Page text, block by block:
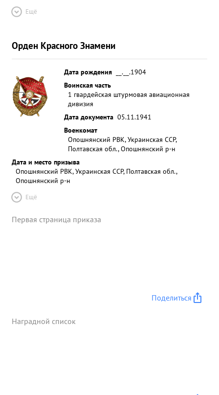
Ещё
Орден Красного Знамени
Дата рождения
__.__.1904
Воинская часть
1 гвардейская штурмовая авиационная
дивизия
Дата документа 05.11.1941
Военкомат
Опошнянский РВК, Украинская ССР,
Полтавская обл., Опошнянский р-н
Дата и место призыва
Опошнянский РВК, Украинская ССР, Полтавская обл.,
Опошнянский р-н
Ещё
Первая страница приказа
Поделиться
Наградной список